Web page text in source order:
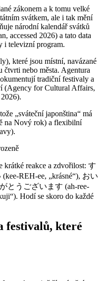
zákonem a k tomu velké
svátkem, ale i tak mění
národní kalendář svátků
accessed 2026) a tato data
i televizní program.
které jsou místní, navázané
čtvrti nebo města. Agentura
tradiční festivaly a
(Agency for Cultural Affairs,
„sváteční japonština“ má
na Nový rok) a flexibilní
krátké reakce a zdvořilost: す
REH-ee, „krásné“), おい
とうございます (ah-ree-
Hodí se skoro do každé
festivalů, které